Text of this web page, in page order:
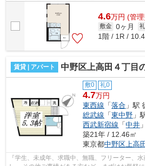
スタッフが対応致しますのでご希望...
4.6万円 (管
敷金 0ヶ月
1階 / 1R /
賃貸 | アパート 中野区上高田４丁目
敷0 礼0
4.7万円
東西線 「落合 」駅
総武線 「東中野 」
西武新宿線 「中井
築21年 / 12.46㎡
東京都中野区 上高田
『学生、未成年、求職中、無職、フリーター、